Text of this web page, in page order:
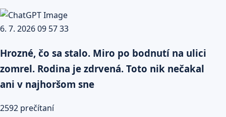
Hrozné, čo sa stalo. Miro po bodnutí na ulici
zomrel. Rodina je zdrvená. Toto nik nečakal
ani v najhoršom sne
2592 prečítaní